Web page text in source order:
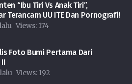
“Ibu Tiri Vs Anak Tiri”,
Terancam UU ITE Dan Pornografi!
Views: 174
Foto Bumi Pertama Dari
Views: 192